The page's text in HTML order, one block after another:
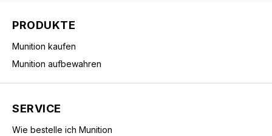
PRODUKTE
Munition kaufen
Munition aufbewahren
SERVICE
Wie bestelle ich Munition